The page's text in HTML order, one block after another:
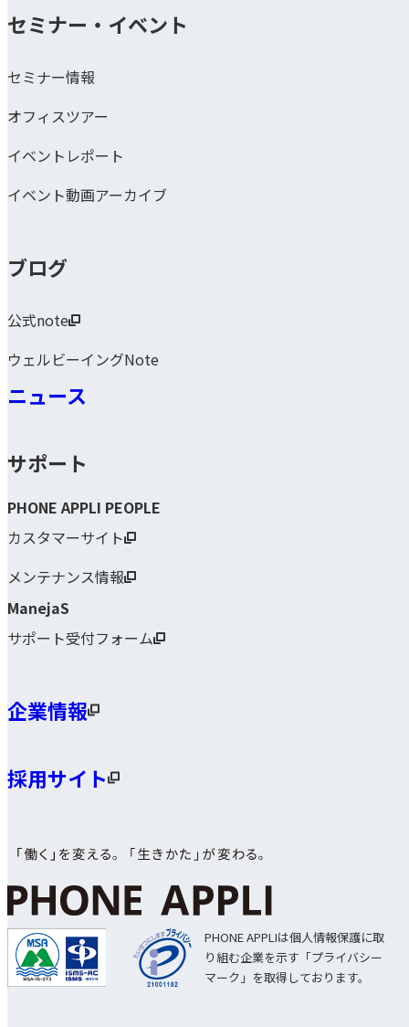
セミナー・イベント
セミナー情報
オフィスツアー
イベントレポート
イベント動画アーカイブ
ブログ
公式note
ウェルビーイングNote
ニュース
サポート
PHONE APPLI PEOPLE
カスタマーサイト
メンテナンス情報
ManejaS
サポート受付フォーム
企業情報
採用サイト
PHONE APPLIは個人情報保護に取
り組む企業を示す「プライバシー
マーク」を取得しております。